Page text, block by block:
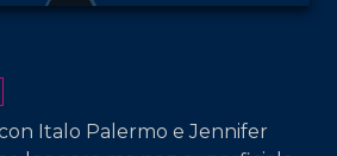
Italo Palermo e Jennifer